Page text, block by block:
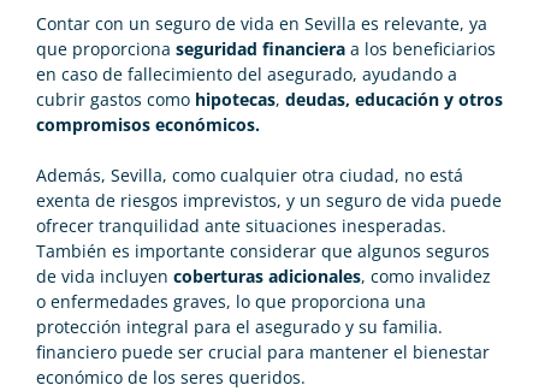
Contar con un seguro de vida en Sevilla es relevante, ya
que proporciona seguridad financiera a los beneficiarios
en caso de fallecimiento del asegurado, ayudando a
cubrir gastos como hipotecas, deudas, educación y otros
compromisos económicos.
Además, Sevilla, como cualquier otra ciudad, no está
exenta de riesgos imprevistos, y un seguro de vida puede
ofrecer tranquilidad ante situaciones inesperadas.
También es importante considerar que algunos seguros
de vida incluyen coberturas adicionales, como invalidez
o enfermedades graves, lo que proporciona una
protección integral para el asegurado y su familia.
financiero puede ser crucial para mantener el bienestar
económico de los seres queridos.